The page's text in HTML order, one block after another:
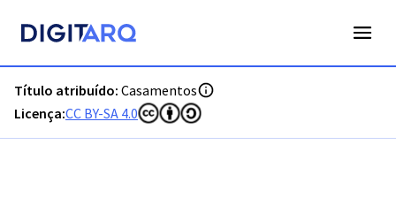
Título atribuído: Casamentos
Licença:CC BY-SA 4.0